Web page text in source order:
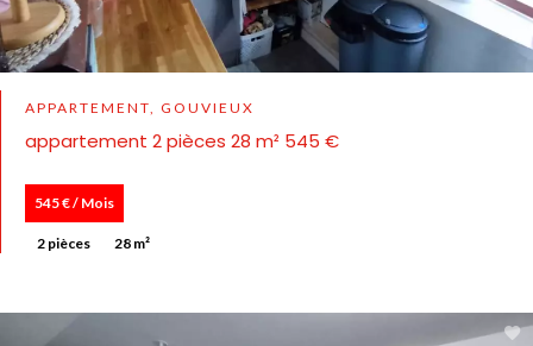
APPARTEMENT, GOUVIEUX
appartement 2 pièces 28 m² 545 €
545 € / Mois
2 pièces 28 m²